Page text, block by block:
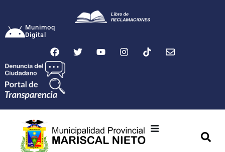
Munimoq
Digital